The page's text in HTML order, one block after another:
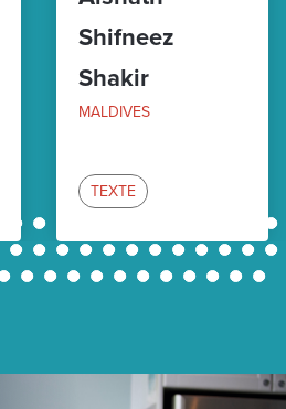
Shifneez
Shakir
MALDIVES
TEXTE
10 11
21
31 32 33 34 35 36 37 38 39 40 41
42
51 52 53 54 55 56 57 58 59 60 61 62